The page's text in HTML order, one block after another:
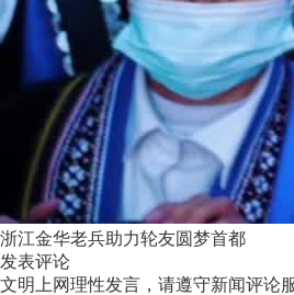
浙江金华老兵助力轮友圆梦首都
发表评论
文明上网理性发言，请遵守新闻评论